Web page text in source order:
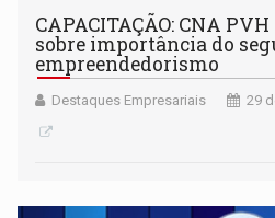
CAPACITAÇÃO: CNA
sobre importância do
empreendedorismo
Destaques Empresariais 29